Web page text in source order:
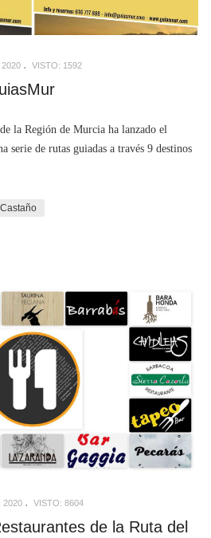
VISTO: 1592
la Región de Murcia ha lanzado el
serie de rutas guiadas a través 9 destinos
2020 VISTO: 8604
de la Ruta del